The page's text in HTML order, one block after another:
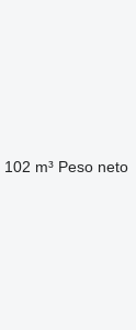
102 m³ Peso neto